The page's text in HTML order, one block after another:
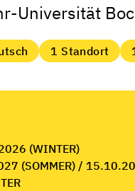
Universität
1 Standort
(WINTER)
(SOMMER) /